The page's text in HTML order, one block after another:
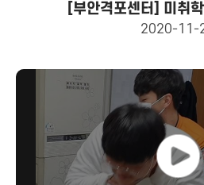
[부안격포센터] 미취
2020-11-